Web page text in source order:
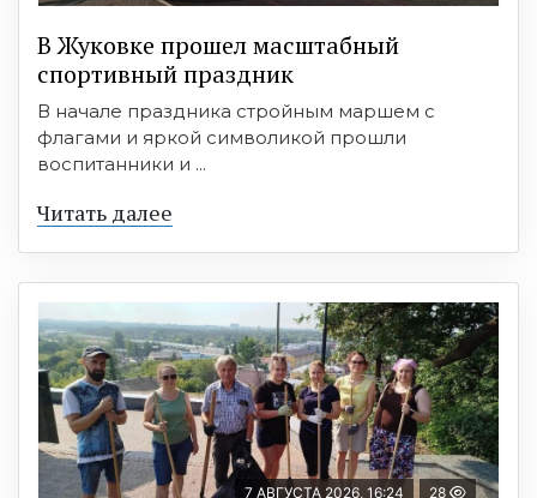
В Жуковке прошел масштабный
спортивный праздник
В начале праздника стройным маршем с
флагами и яркой символикой прошли
воспитанники и ...
Читать далее
7 АВГУСТА 2026, 16:24 28